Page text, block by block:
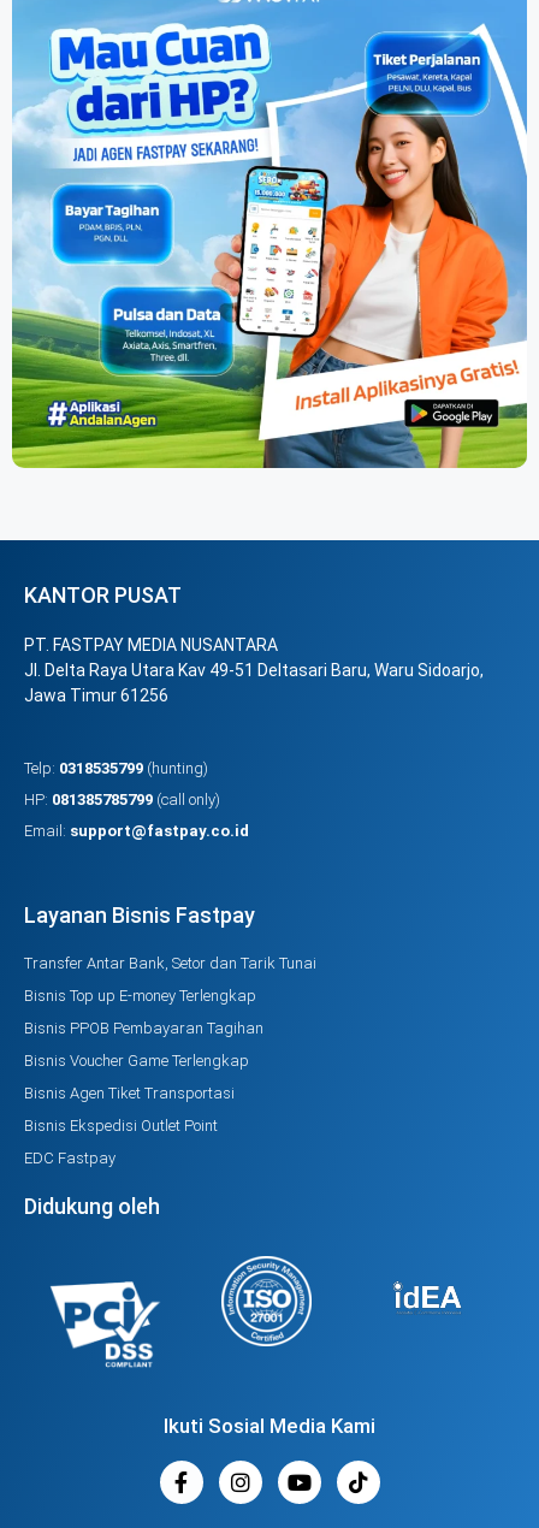
KANTOR PUSAT
PT. FASTPAY MEDIA NUSANTARA
Jl. Delta Raya Utara Kav 49-51 Deltasari Baru, Waru Sidoarjo,
Jawa Timur 61256
Telp: 0318535799 (hunting)
HP: 081385785799 (call only)
Email: support@fastpay.co.id
Layanan Bisnis Fastpay
Transfer Antar Bank, Setor dan Tarik Tunai
Bisnis Top up E-money Terlengkap
Bisnis PPOB Pembayaran Tagihan
Bisnis Voucher Game Terlengkap
Bisnis Agen Tiket Transportasi
Bisnis Ekspedisi Outlet Point
EDC Fastpay
Didukung oleh
Ikuti Sosial Media Kami